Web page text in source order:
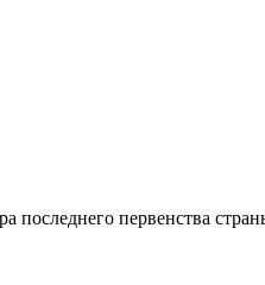
последнего первенства